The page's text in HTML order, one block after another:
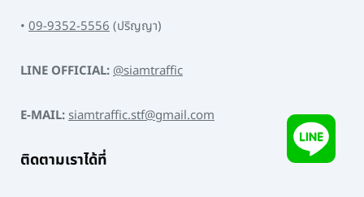
• 09-9352-5556(ปริญญา)
LINE OFFICIAL:@siamtraffic
E-MAIL:siamtraffic.stf@gmail.com
ติดตามเราได้ที่